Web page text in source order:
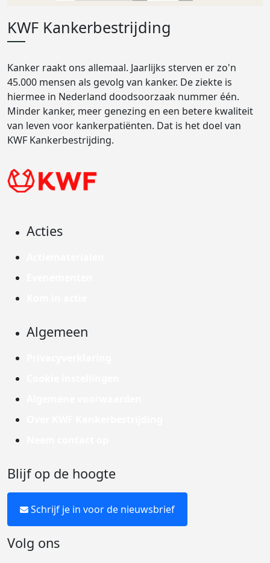
KWF Kankerbestrijding
Kanker raakt ons allemaal. Jaarlijks sterven er zo'n
45.000 mensen als gevolg van kanker. De ziekte is
hiermee in Nederland doodsoorzaak nummer één.
Minder kanker, meer genezing en een betere kwaliteit
van leven voor kankerpatiënten. Dat is het doel van
KWF Kankerbestrijding.
Acties
Algemeen
Blijf op de hoogte
Schrijf je in voor de nieuwsbrief
Volg ons